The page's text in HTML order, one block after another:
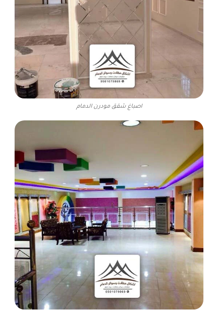
اصباغ شقق مودرن الدمام